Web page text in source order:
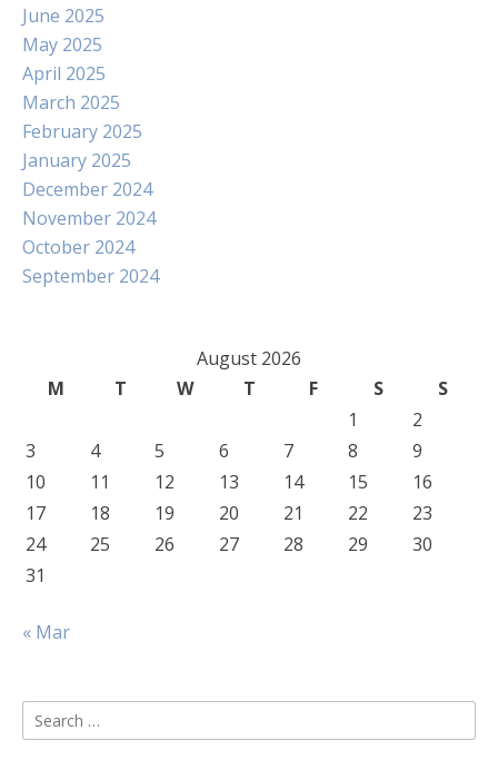
June 2025
May 2025
April 2025
March 2025
February 2025
January 2025
December 2024
November 2024
October 2024
September 2024
August 2026
M
T W T F S
S
1
2
3
4 5 6 7 8
9
10
11 12 13 14 15
16
17
18 19 20 21 22
23
24
25 26 27 28 29
30
31
« Mar
Search
for: